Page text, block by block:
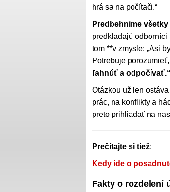
hrá sa na počítači.“
Predbehnime
predkladajú odborníci
tom **v zmysle: „Asi
Potrebuje
ľahnúť a odpočívať.“
Otázkou už len
prác, na konflikty a
preto prihliadať na
Prečítajte si tiež:
Kedy ide o
Fakty o rozdelení